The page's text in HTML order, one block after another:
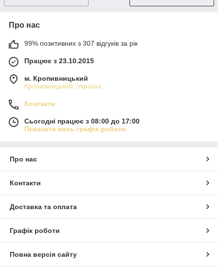
Про нас
99% позитивних з 307 відгуків за рік
Працює з 23.10.2015
м. Кропивницький
Кропивницький, Україна
Контакти
Сьогодні працює з 08:00 до 17:00
Показати весь графік роботи
Про нас
Контакти
Доставка та оплата
Графік роботи
Повна версія сайту